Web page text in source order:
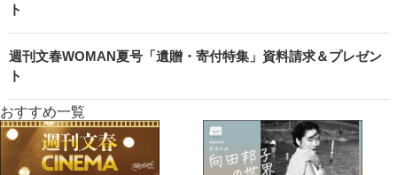
ト
週刊文春WOMAN夏号「遺贈・寄付特集」資料請求＆プレゼン
ト
おすすめ一覧